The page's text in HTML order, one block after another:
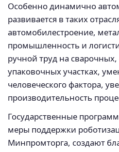
Особенно динамично
развивается в таких
автомобилестроение,
промышленность и
ручной труд на
упаковочных участках,
человеческого фактора,
производительность
Государственные
меры поддержки
Минпромторга, создают